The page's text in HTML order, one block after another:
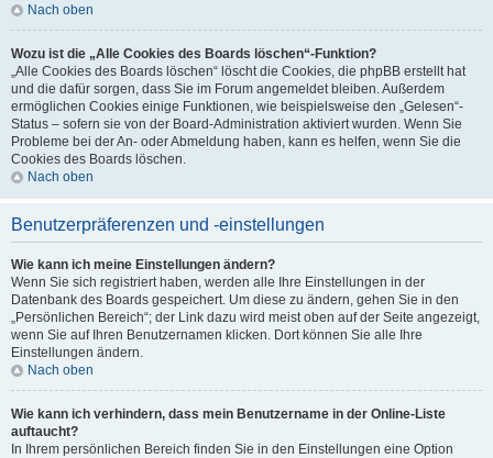
Nach oben
Wozu ist die „Alle Cookies des Boards löschen“-Funktion?
„Alle Cookies des Boards löschen“ löscht die Cookies, die phpBB erstellt hat
und die dafür sorgen, dass Sie im Forum angemeldet bleiben. Außerdem
ermöglichen Cookies einige Funktionen, wie beispielsweise den „Gelesen“-
Status – sofern sie von der Board-Administration aktiviert wurden. Wenn Sie
Probleme bei der An- oder Abmeldung haben, kann es helfen, wenn Sie die
Cookies des Boards löschen.
Nach oben
Benutzerpräferenzen und -einstellungen
Wie kann ich meine Einstellungen ändern?
Wenn Sie sich registriert haben, werden alle Ihre Einstellungen in der
Datenbank des Boards gespeichert. Um diese zu ändern, gehen Sie in den
„Persönlichen Bereich“; der Link dazu wird meist oben auf der Seite angezeigt,
wenn Sie auf Ihren Benutzernamen klicken. Dort können Sie alle Ihre
Einstellungen ändern.
Nach oben
Wie kann ich verhindern, dass mein Benutzername in der Online-Liste
auftaucht?
In Ihrem persönlichen Bereich finden Sie in den Einstellungen eine Option